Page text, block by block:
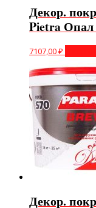
Декор.
Pietra Опал
7107,00₽
Декор.